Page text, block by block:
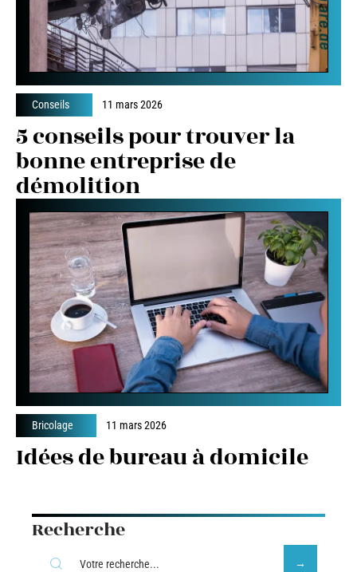
Conseils 11 mars 2026
5 conseils pour trouver la
bonne entreprise de
démolition
Bricolage 11 mars 2026
Idées de bureau à domicile
Recherche